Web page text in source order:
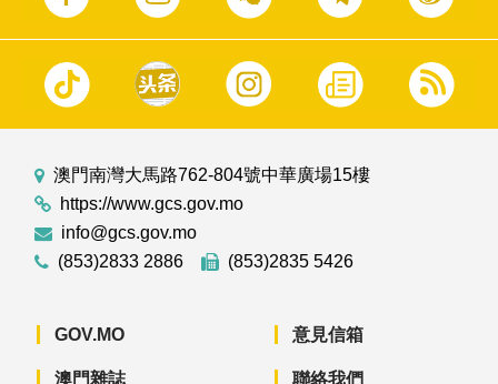
澳門南灣大馬路762-804號中華廣場15樓
https://www.gcs.gov.mo
info@gcs.gov.mo
(853)2833 2886
(853)2835 5426
GOV.MO
澳門雜誌
意見信箱
聯絡我們